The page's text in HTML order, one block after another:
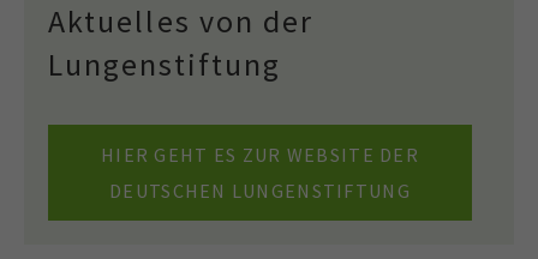
Aktuelles von der
Lungenstiftung
HIER GEHT ES ZUR WEBSITE DER
DEUTSCHEN LUNGENSTIFTUNG